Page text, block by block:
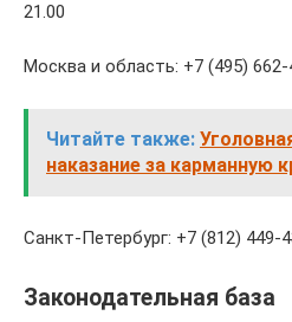
21.00
Москва и область: +7 (495) 662-
Читайте также:
наказание за карманную
Санкт-Петербург: +7 (812) 449-
Законодательная база